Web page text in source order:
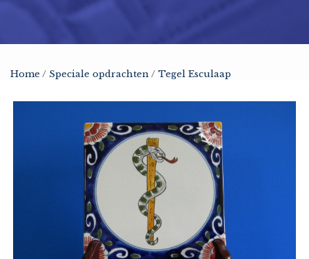
Home/ Speciale opdrachten/ Tegel Esculaap